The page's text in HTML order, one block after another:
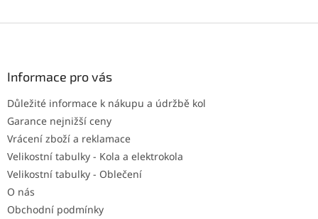
Informace pro vás
Důležité informace k nákupu a údržbě kol
Garance nejnižší ceny
Vrácení zboží a reklamace
Velikostní tabulky - Kola a elektrokola
Velikostní tabulky - Oblečení
O nás
Obchodní podmínky